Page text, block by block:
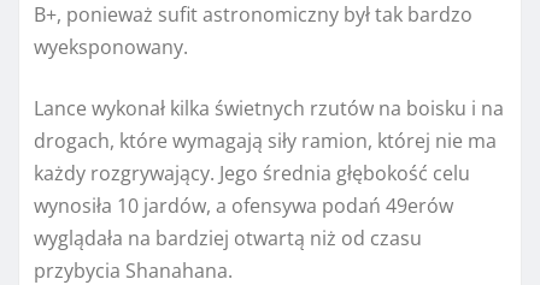
B+, ponieważ sufit astronomiczny był tak bardzo
wyeksponowany.
Lance wykonał kilka świetnych rzutów na boisku i na
drogach, które wymagają siły ramion, której nie ma
każdy rozgrywający. Jego średnia głębokość celu
wynosiła 10 jardów, a ofensywa podań 49erów
wyglądała na bardziej otwartą niż od czasu
przybycia Shanahana.